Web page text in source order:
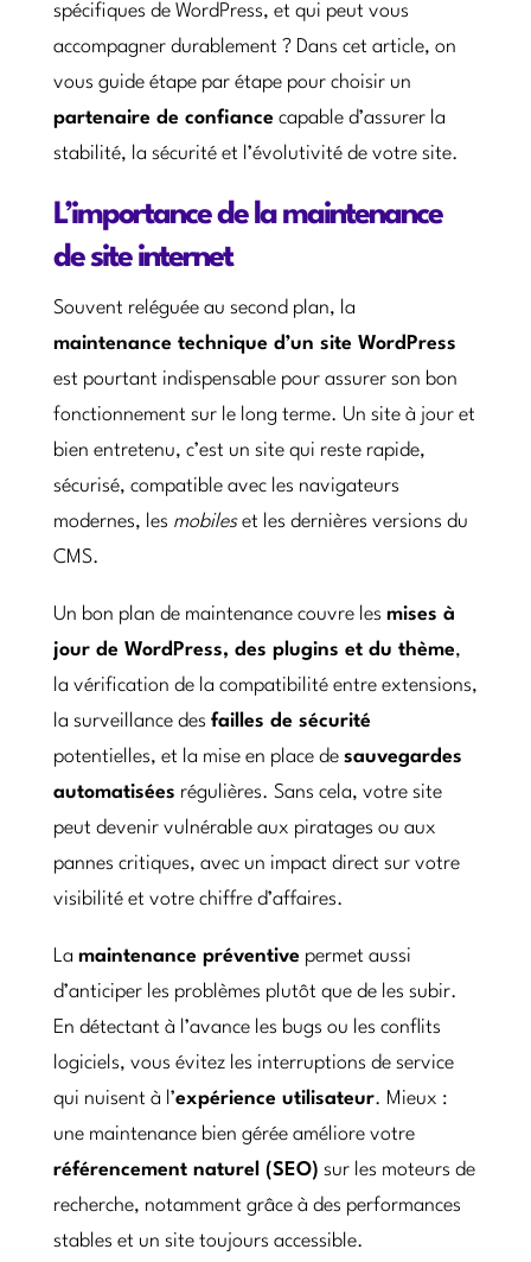
spécifiques de WordPress, et qui peut vous
accompagner durablement ? Dans cet article, on
vous guide étape par étape pour choisir un
partenaire de confiance capable d’assurer la
stabilité, la sécurité et l’évolutivité de votre site.
L’importance de la maintenance
de site internet
Souvent reléguée au second plan, la
maintenance technique d’un site WordPress
est pourtant indispensable pour assurer son bon
fonctionnement sur le long terme. Un site à jour et
bien entretenu, c’est un site qui reste rapide,
sécurisé, compatible avec les navigateurs
modernes, les mobileset les dernières versions du
CMS.
Un bon plan de maintenance couvre les mises à
jour de WordPress, des plugins et du thème,
la vérification de la compatibilité entre extensions,
la surveillance des failles de sécurité
potentielles, et la mise en place de sauvegardes
automatisées régulières. Sans cela, votre site
peut devenir vulnérable aux piratages ou aux
pannes critiques, avec un impact direct sur votre
visibilité et votre chiffre d’affaires.
La maintenance préventive permet aussi
d’anticiper les problèmes plutôt que de les subir.
En détectant à l’avance les bugs ou les conflits
logiciels, vous évitez les interruptions de service
qui nuisent à l’expérience utilisateur. Mieux :
une maintenance bien gérée améliore votre
référencement naturel (SEO) sur les moteurs de
recherche, notamment grâce à des performances
stables et un site toujours accessible.